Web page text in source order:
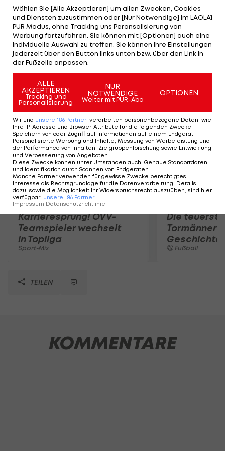
Sportminister Bal Gosal via Twitter verlauten ließ.
"Das zeigt die große Bereitschaft Kanadas, das
Spiel zu bewerben", findet Blatter auf der Social-
Media-Plattform lobende Worte für die
Überlegungen. Zuletzt fand 1994 in den USA eine
WM auf nordamerikanischem Boden statt.
Mehr zum Thema
Karrieresprung! ÖVV-
Teamspieler wechselt
in Topliga
Sport-Mix
Die
Tormänner
Geschichte
Fußball
TEILEN
KOMMENTARE
Wählen Sie [Alle Akzeptieren] um allen Zwecken, Cookies
und Diensten zuzustimmen oder [Nur Notwendige] im LAOLA1
PUR Modus, ohne Tracking uns Peronsalisierung von
Werbung fortzufahren. Sie können mit [Optionen] auch eine
individuelle Auswahl zu treffen. Sie können Ihre Einstellungen
jederzeit über den Button links unten bzw. über den Link in
der Fußzeile anpassen.
ALLE
AKZEPTIEREN
Tracking und
Personalisierung
NUR
NOTWENDIGE
Weiter mit PUR-Abo
OPTIONEN
Wir und unsere 186 Partner verarbeiten personenbezogene Daten, wie
Ihre IP-Adresse und Browser-Attribute für die folgenden Zwecke:
Speichern von oder Zugriff auf Informationen auf einem Endgerät;
Personalisierte Werbung und Inhalte, Messung von Werbeleistung und
der Performance von Inhalten, Zielgruppenforschung sowie Entwicklung
und Verbesserung von Angeboten.
Diese Zwecke können unter Umständen auch: Genaue Standortdaten
und Identifikation durch Scannen von Endgeräten.
Manche Partner verwenden für gewisse Zwecke berechtigtes
Interesse als Rechtsgrundlage für die Datenverarbeitung. Details
dazu, sowie die Möglichkeit Ihr Widerspruchsrecht auszuüben, sind hier
verfügbar: unsere 186 Partner
Impressum Datenschutzrichtlinie